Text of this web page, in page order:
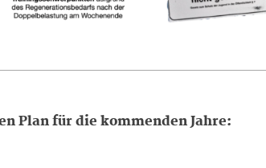
Plan für die kommenden Jahre: